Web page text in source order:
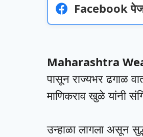
Facebook
Maharashtra
पासून राज्यभर ढगाळ
माणिकराव खुळे यांनी
उन्हाळा लागला असून